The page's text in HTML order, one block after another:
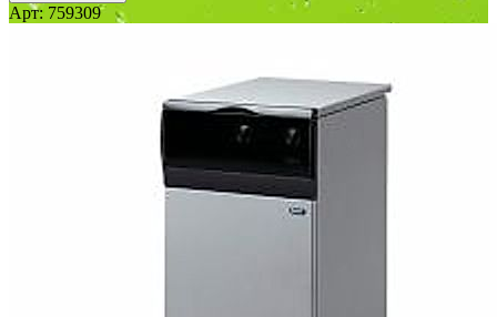
Арт: 759309